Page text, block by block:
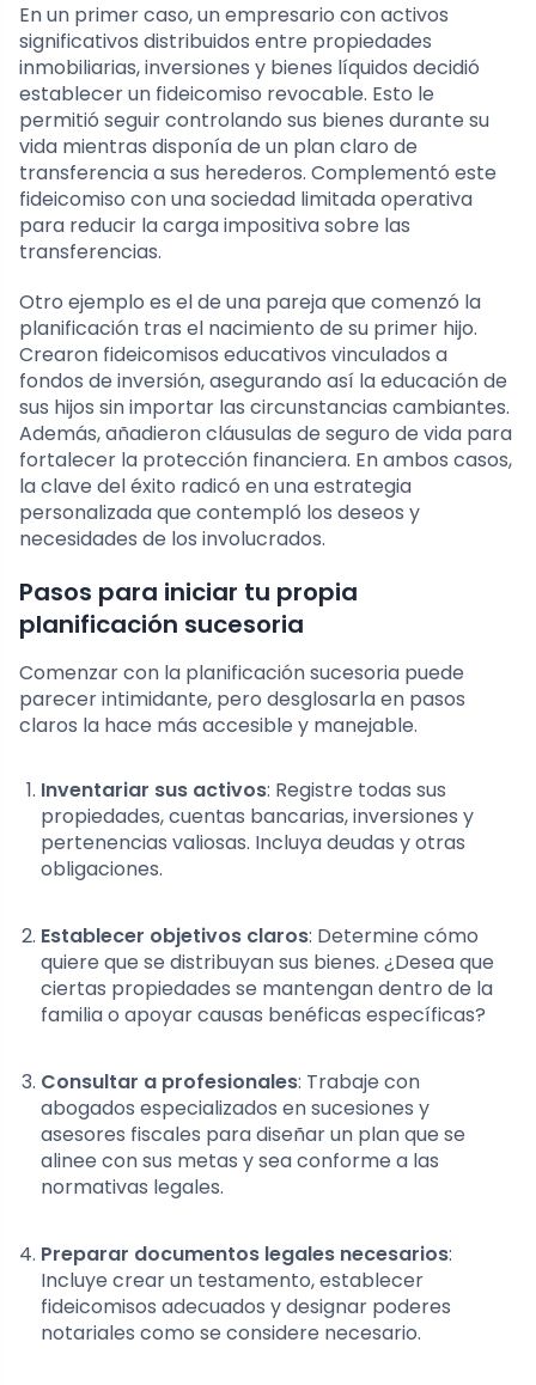
En un primer caso, un empresario con activos
significativos distribuidos entre propiedades
inmobiliarias, inversiones y bienes líquidos decidió
establecer un fideicomiso revocable. Esto le
permitió seguir controlando sus bienes durante su
vida mientras disponía de un plan claro de
transferencia a sus herederos. Complementó este
fideicomiso con una sociedad limitada operativa
para reducir la carga impositiva sobre las
transferencias.
Otro ejemplo es el de una pareja que comenzó la
planificación tras el nacimiento de su primer hijo.
Crearon fideicomisos educativos vinculados a
fondos de inversión, asegurando así la educación de
sus hijos sin importar las circunstancias cambiantes.
Además, añadieron cláusulas de seguro de vida para
fortalecer la protección financiera. En ambos casos,
la clave del éxito radicó en una estrategia
personalizada que contempló los deseos y
necesidades de los involucrados.
Pasos para iniciar tu propia
planificación sucesoria
Comenzar con la planificación sucesoria puede
parecer intimidante, pero desglosarla en pasos
claros la hace más accesible y manejable.
Inventariar sus activos: Registre todas sus
propiedades, cuentas bancarias, inversiones y
pertenencias valiosas. Incluya deudas y otras
obligaciones.
Establecer objetivos claros: Determine cómo
quiere que se distribuyan sus bienes. ¿Desea que
ciertas propiedades se mantengan dentro de la
familia o apoyar causas benéficas específicas?
Consultar a profesionales: Trabaje con
abogados especializados en sucesiones y
asesores fiscales para diseñar un plan que se
alinee con sus metas y sea conforme a las
normativas legales.
Preparar documentos legales necesarios:
Incluye crear un testamento, establecer
fideicomisos adecuados y designar poderes
notariales como se considere necesario.